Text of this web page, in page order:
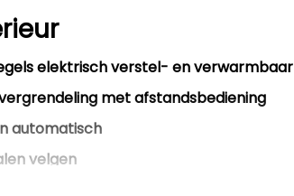
elektrisch verstel- en verwarmbaar
met afstandsbediening
automatisch
velgen